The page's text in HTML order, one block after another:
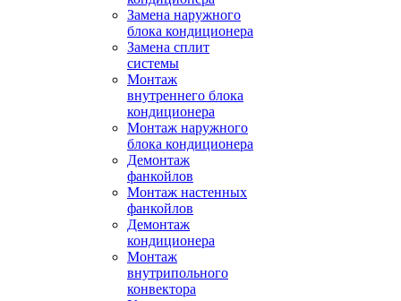
Замена наружного
блока кондиционера
Замена сплит
системы
Монтаж
внутреннего блока
кондиционера
Монтаж наружного
блока кондиционера
Демонтаж
фанкойлов
Монтаж настенных
фанкойлов
Демонтаж
кондиционера
Монтаж
внутрипольного
конвектора